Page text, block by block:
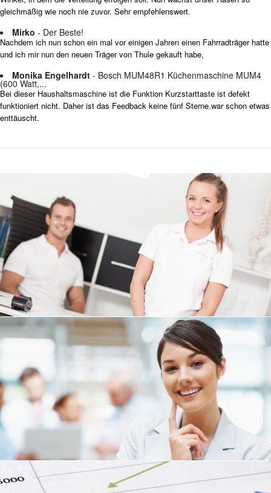
gleichmäßig wie noch nie zuvor. Sehr empfehlenswert.
Mirko - Der Beste!
Nachdem ich nun schon ein mal vor einigen Jahren einen Fahrradträger hatte
und ich mir nun den neuen Träger von Thule gekauft habe,
Monika Engelhardt - Bosch MUM48R1 Küchenmaschine MUM4
(600 Watt,...
Bei dieser Haushaltsmaschine ist die Funktion Kurzstarttaste ist defekt
funktioniert nicht. Daher ist das Feedback keine fünf Sterne.war schon etwas
enttäuscht.